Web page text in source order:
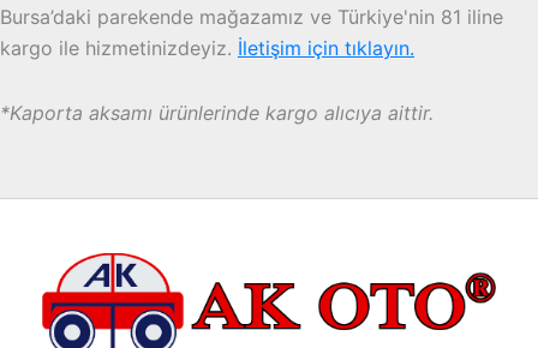
Bursa’daki parekende mağazamız ve Türkiye'nin 81 iline
kargo ile hizmetinizdeyiz. İletişim için tıklayın.
*Kaporta aksamı ürünlerinde kargo alıcıya aittir.